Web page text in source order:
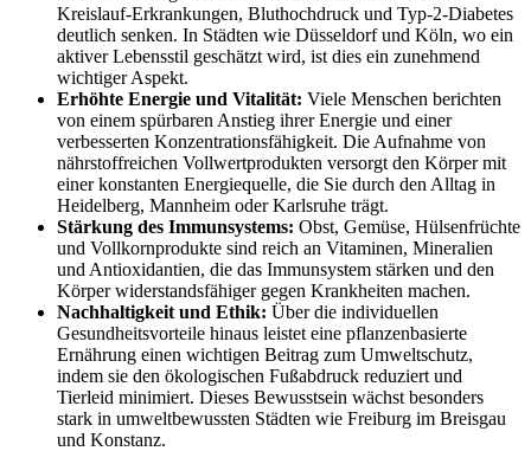
Kreislauf-Erkrankungen, Bluthochdruck und Typ-2-Diabetes
deutlich senken. In Städten wie Düsseldorf und Köln, wo ein
aktiver Lebensstil geschätzt wird, ist dies ein zunehmend
wichtiger Aspekt.
Erhöhte Energie und Vitalität: Viele Menschen berichten
von einem spürbaren Anstieg ihrer Energie und einer
verbesserten Konzentrationsfähigkeit. Die Aufnahme von
nährstoffreichen Vollwertprodukten versorgt den Körper mit
einer konstanten Energiequelle, die Sie durch den Alltag in
Heidelberg, Mannheim oder Karlsruhe trägt.
Stärkung des Immunsystems: Obst, Gemüse, Hülsenfrüchte
und Vollkornprodukte sind reich an Vitaminen, Mineralien
und Antioxidantien, die das Immunsystem stärken und den
Körper widerstandsfähiger gegen Krankheiten machen.
Nachhaltigkeit und Ethik: Über die individuellen
Gesundheitsvorteile hinaus leistet eine pflanzenbasierte
Ernährung einen wichtigen Beitrag zum Umweltschutz,
indem sie den ökologischen Fußabdruck reduziert und
Tierleid minimiert. Dieses Bewusstsein wächst besonders
stark in umweltbewussten Städten wie Freiburg im Breisgau
und Konstanz.